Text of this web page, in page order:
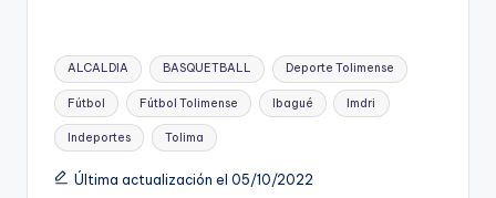
Etiquetas:
ALCALDIA BASQUETBALL Deporte Tolimense
Fútbol Fútbol Tolimense Ibagué Imdri
Indeportes Tolima
Última actualización el 05/10/2022